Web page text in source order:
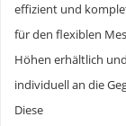
effizient und
für den flexiblen
Höhen erhältlich
individuell an die
Diese